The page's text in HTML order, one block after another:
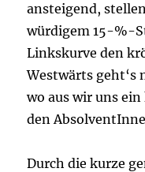
ansteigend,
würdigem 15-%-
Linkskurve den
Westwärts geht‘s
wo aus wir uns
den
Durch die kurze